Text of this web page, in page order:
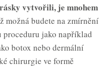
vytvořili, je mnohem
možná budete na zmírnění
proceduru jako například
botox nebo dermální
chirurgie ve formě